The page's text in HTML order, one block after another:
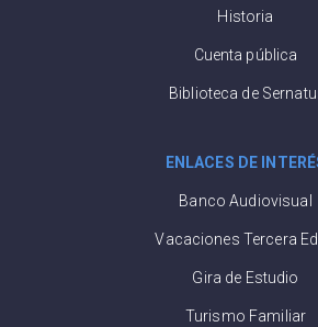
Historia
Cuenta pública
Biblioteca de
ENLACES DE
Banco Audiovisual
Vacaciones Tercera
Gira de Estudio
Turismo Familiar